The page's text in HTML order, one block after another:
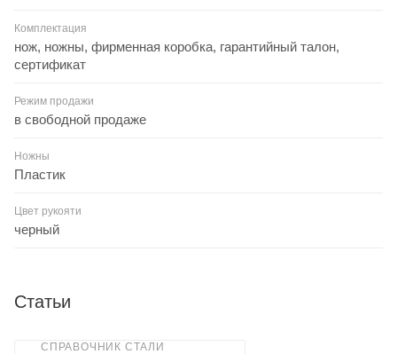
Комплектация
нож, ножны, фирменная коробка, гарантийный талон,
сертификат
Режим продажи
в свободной продаже
Ножны
Пластик
Цвет рукояти
черный
Статьи
СПРАВОЧНИК СТАЛИ